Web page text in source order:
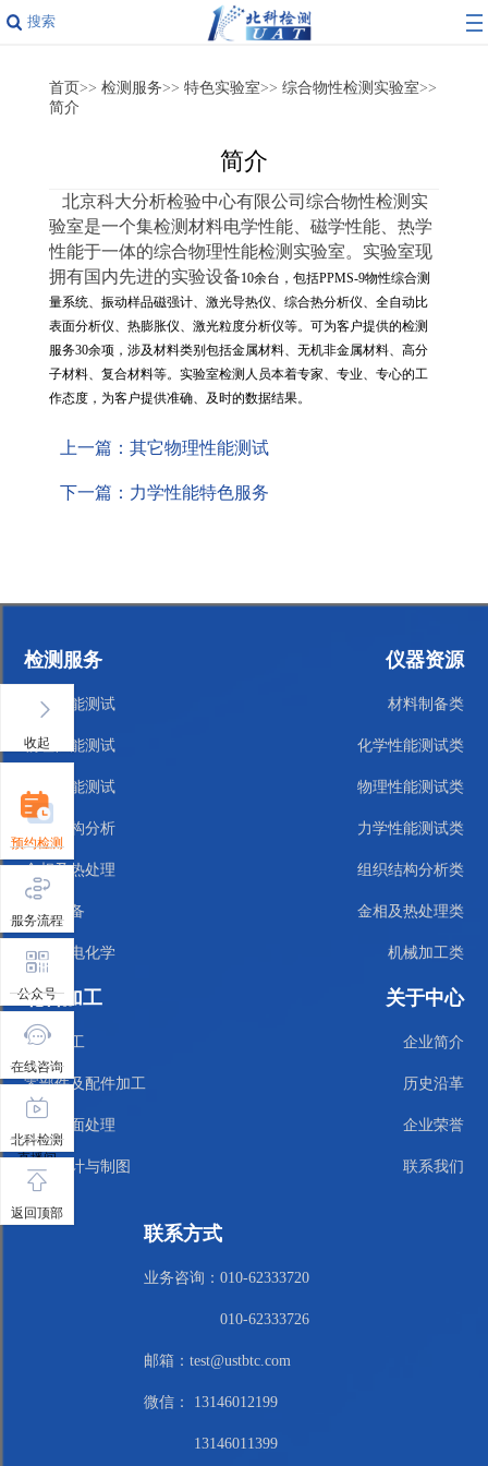
搜索
收起
预约检测
服务流程
公众号
在线咨询
北科检测
直播间
返回顶部
首页>> 检测服务>> 特色实验室>> 综合物性检测实验室>>
简介
简介
北京科大分析检验中心有限公司综合物性检测实
验室是一个集检测材料电学性能、磁学性能、热学
性能于一体的综合物理性能检测实验室。实验室现
拥有国内先进的实验设备10余台，包括PPMS-9物性综合测
量系统、振动样品磁强计、激光导热仪、综合热分析仪、全自动比
表面分析仪、热膨胀仪、激光粒度分析仪等。可为客户提供的检测
服务30余项，涉及材料类别包括金属材料、无机非金属材料、高分
子材料、复合材料等。实验室检测人员本着专家、专业、专心的工
作态度，为客户提供准确、及时的数据结果。
上一篇：其它物理性能测试
下一篇：力学性能特色服务
检测服务
力学性能测试
物理性能测试
化学性能测试
组织结构分析
金相及热处理
材料制备
腐蚀与电化学
仪器资源
材料制备类
化学性能测试类
物理性能测试类
力学性能测试类
组织结构分析类
金相及热处理类
机械加工类
北科加工
试样加工
零部件及配件加工
金属表面处理
机械设计与制图
关于中心
企业简介
历史沿革
企业荣誉
联系我们
联系方式
业务咨询：010-62333720
010-62333726
邮箱：test@ustbtc.com
微信： 13146012199
13146011399